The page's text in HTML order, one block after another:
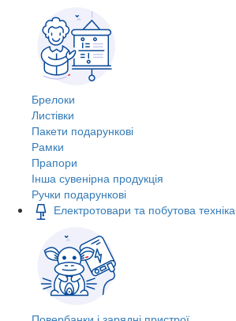
Брелоки
Листівки
Пакети подарункові
Рамки
Прапори
Інша сувенірна продукція
Ручки подарункові
Електротовари та побутова техніка